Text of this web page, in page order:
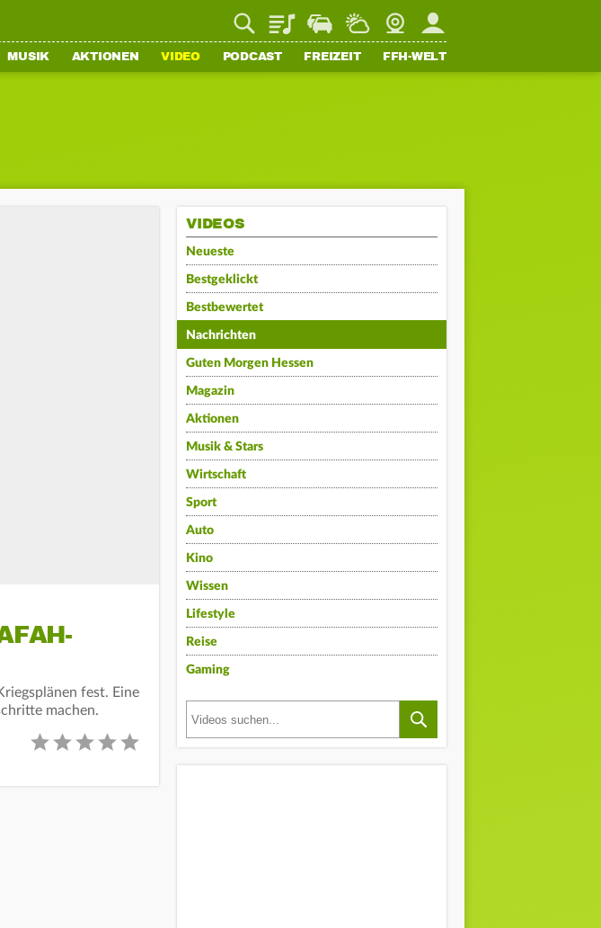
PlaylistStaupilotWetterWebcamMein FFH
MUSIK AKTIONEN VIDEO PODCAST FREIZEIT FFH-WELT
fest. Eine
machen.
VIDEOS
Neueste
Bestgeklickt
Bestbewertet
Nachrichten
Guten Morgen Hessen
Magazin
Aktionen
Musik & Stars
Wirtschaft
Sport
Auto
Kino
Wissen
Lifestyle
Reise
Gaming